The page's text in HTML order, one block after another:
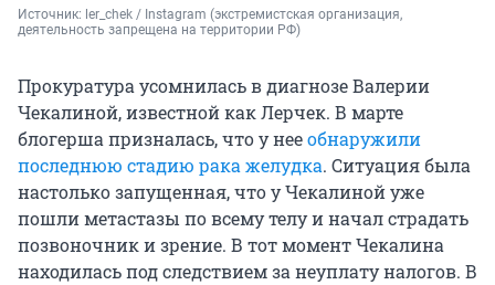
Источник: ler_chek / Instagram (экстремистская организация,
деятельность запрещена на территории РФ)
Прокуратура усомнилась в диагнозе Валерии
Чекалиной, известной как Лерчек. В марте
блогерша призналась, что у нееобнаружили
последнюю стадию рака желудка. Ситуация была
настолько запущенная, что у Чекалиной уже
пошли метастазы по всему телу и начал страдать
позвоночник и зрение. В тот момент Чекалина
находилась под следствием за неуплату налогов. В